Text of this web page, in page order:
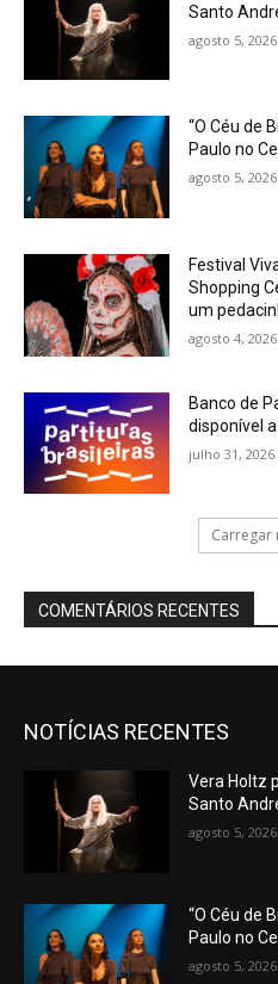
Santo
agosto 5, 2026
“O Céu de
Paulo no
agosto 5, 2026
Festival
Shopping
um
agosto 4, 2026
Banco de
disponível
julho 31, 2026
Carregar
COMENTÁRIOS RECENTES
NOTÍCIAS RECENTES
Vera Holtz
Santo
agosto 5, 2026
“O Céu de
Paulo no
agosto 5, 2026